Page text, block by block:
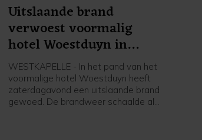
Uitslaande brand
verwoest voormalig
hotel Woestduyn in
Westkapelle
WESTKAPELLE - In het pand van het
voormalige hotel Woestduyn heeft
zaterdagavond een uitslaande brand
gewoed. De brandweer schaalde al